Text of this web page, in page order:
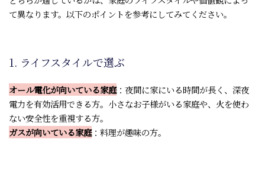
て異なります。以下のポイントを参考にしてみてください。
1. ライフスタイルで選ぶ
オール電化が向いている家庭：夜間に家にいる時間が長く、深夜
電力を有効活用できる方。小さなお子様がいる家庭や、火を使わ
ない安全性を重視する方。
ガスが向いている家庭：料理が趣味の方。